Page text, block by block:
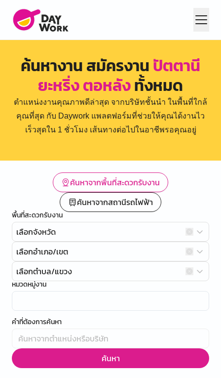
ค้นหางาน สมัครงานปัตตานี
ยะหริ่ง ตอหลังทั้งหมด
ตำแหน่งงานคุณภาพดีล่าสุด จากบริษัทชั้นนำ ในพื้นที่ใกล้
คุณที่สุด กับ Daywork แพลตฟอร์มที่ช่วยให้คุณได้งานไว
เร็วสุดใน 1 ชั่วโมง เส้นทางต่อไปในอาชีพรอคุณอยู่
ค้นหาจากพื้นที่สะดวกรับงาน
ค้นหาจากสถานีรถไฟฟ้า
พื้นที่สะดวกรับงาน
เลือกจังหวัด
เลือกอำเภอ/เขต
เลือกตำบล/แขวง
หมวดหมู่งาน
คำที่ต้องการค้นหา
ค้นหา